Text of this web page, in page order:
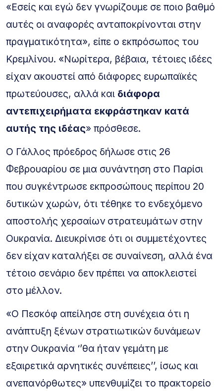
«Εσείς και εγώ δεν γνωρίζουμε σε ποιο βαθμό
αυτές οι αναφορές ανταποκρίνονται στην
πραγματικότητα», είπε ο εκπρόσωπος του
Κρεμλίνου. «Νωρίτερα, βέβαια, τέτοιες ιδέες
είχαν ακουστεί από διάφορες ευρωπαϊκές
πρωτεύουσες, αλλά και διάφορα
αντεπιχειρήματα εκφράστηκαν κατά
αυτής της ιδέας» πρόσθεσε.
Ο Γάλλος πρόεδρος δήλωσε στις 26
Φεβρουαρίου σε μια συνάντηση στο Παρίσι
που συγκέντρωσε εκπροσώπους περίπου 20
δυτικών χωρών, ότι τέθηκε το ενδεχόμενο
αποστολής χερσαίων στρατευμάτων στην
Ουκρανία. Διευκρίνισε ότι οι συμμετέχοντες
δεν είχαν καταλήξει σε συναίνεση, αλλά ένα
τέτοιο σενάριο δεν πρέπει να αποκλειστεί
στο μέλλον.
«Ο Πεσκόφ απείλησε στη συνέχεια ότι η
ανάπτυξη ξένων στρατιωτικών δυνάμεων
στην Ουκρανία ‘’θα ήταν γεμάτη με
εξαιρετικά αρνητικές συνέπειες’’, ίσως και
ανεπανόρθωτες» υπενθυμίζει το πρακτορείο